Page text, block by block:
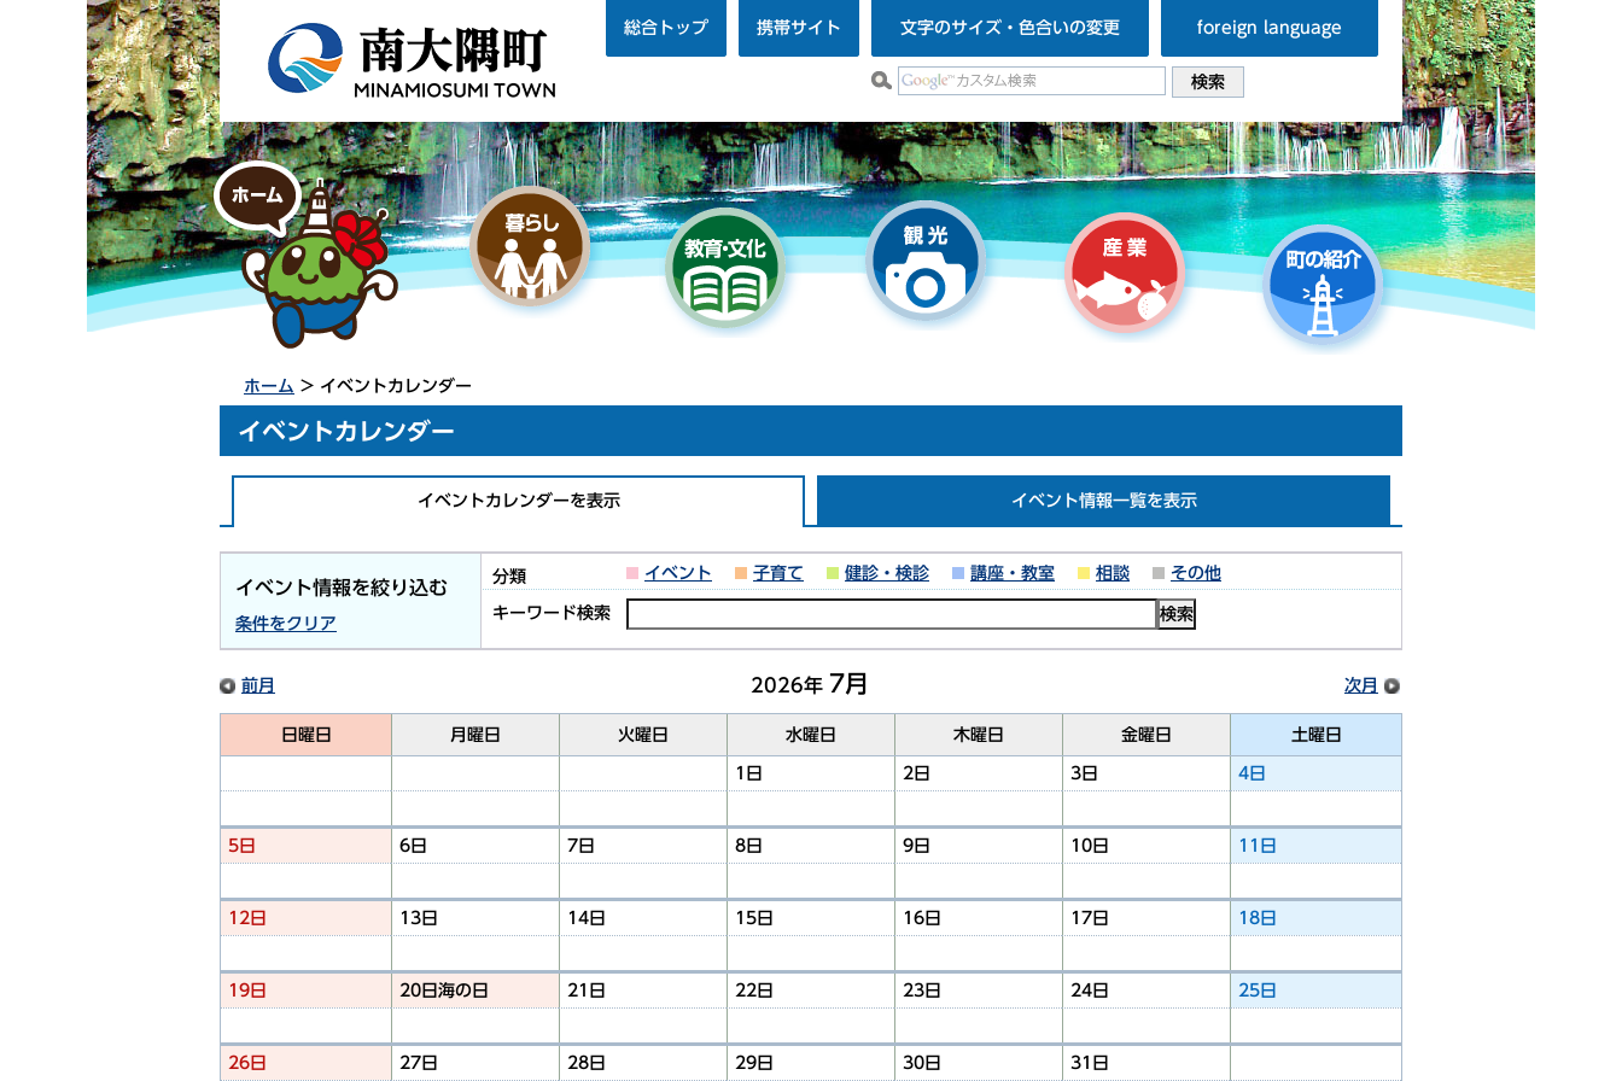
総合トップ 携帯サイト 文字のサイズ・色合いの変更 foreign language
ホーム > イベントカレンダー
イベントカレンダー
イベントカレンダーを表示 イベント情報一覧を表示
イベント情報を絞り込む
条件をクリア
分類 イベント 子育て 健診・検診 講座・教室 相談 その他
キーワード検索
前月 2026年 7月 次月
日曜日 月曜日 火曜日 水曜日 木曜日 金曜日 土曜日
1日 2日 3日 4日
5日 6日 7日 8日 9日 10日 11日
12日 13日 14日 15日 16日 17日 18日
19日 20日 海の日 21日 22日 23日 24日 25日
26日 27日 28日 29日 30日 31日